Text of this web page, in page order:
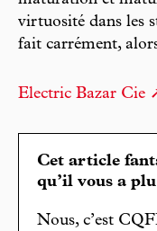
virtuosité dans les
fait carrément,
Electric Bazar Cie
Cet article
qu’il vous a
Nous, c’est